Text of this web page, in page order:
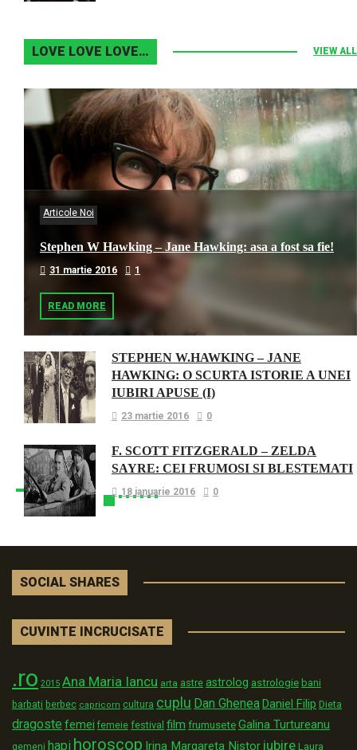
LOVE LOVE LOVE… VIEW ALL
Articole Noi
Stephen W Hawking – Jane Hawking: asa a fost sa fie!
31 martie 2016 1
READ MORE
STEPHEN W.HAWKING – JANE
HAWKING: O SCURTA ISTORIE A UNEI
IUBIRI APUSE (I)
23 martie 2016 0
F. SCOTT FITZGERALD – ZELDA
SAYRE: CEI FRUMOSI SI BLESTEMATI
18 ianuarie 2016 0
SOCIAL SHARES
CUVINTE INCRUCISATE
.ro 2015 Ana Maria Iancu arta astre astrolog astrologie bani
barbati berbec capricorn cultura cuplu Dan GheneaDaniel Filip Dieta
dragoste femei femeie festival film frumusete Galina Turtureanu
gemeni hapi horoscop Irina Margareta Nistor iubire Laura